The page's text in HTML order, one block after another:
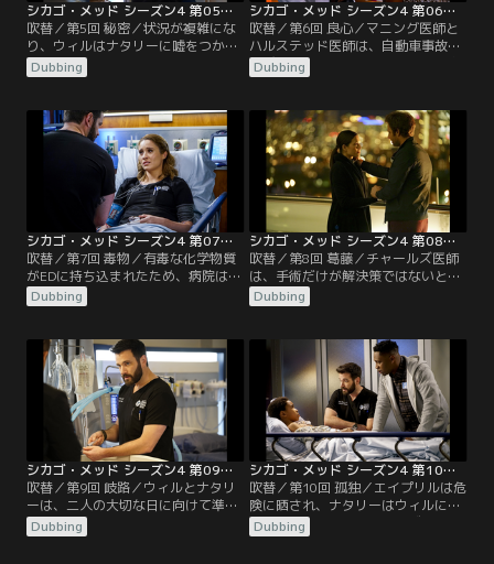
シカゴ・メッド シーズン4 第05話／吹替
吹替／第5回 秘密／状況が複雑にな
り、ウィルはナタリーに嘘をつかざ
るを得なくなる。イーサンとエイプ
リルはエミリーの彼氏についての衝
否する患者にどう対処すべきか迷
う。
Dubbing
シカゴ・メッド シーズン4 第06話／吹替
吹替／第6回 良心／マニング医師と
ハルステッド医師は、自動車事故で
運び込まれた患者の怪我に疑問を抱
く。イーサンとエイプリルは、最近
彼氏を変わらず愛していることが理
解できない。ウィルとナタリーは、
彼らの独身サヨナラパーティーに向
かう。
Dubbing
シカゴ・メッド シーズン4 第07話／吹替
吹替／第7回 毒物／有毒な化学物質
がEDに持ち込まれたため、病院は避
難を余儀なくされ、患者とスタッフ
は重大な危機にさらされる。エレベ
医師とマニング医師は、妊婦の患者
に対して思い切った処置を取らざる
を得なくなる。グッドウィンは難し
い選択を迫られ、ローズ医師はベッ
カー医師が隠していた秘密を知る。
Dubbing
シカゴ・メッド シーズン4 第08話／吹替
吹替／第8回 葛藤／チャールズ医師
は、手術だけが解決策ではないとチ
ョイ医師を説得するのに苦戦する。
ローズ医師はグッドウィンの命令に
マギーは、代理で主任看護師になっ
たエイプリルのやり方に口を出し、
エイプリルはストレスが溜まってし
まう。マニング医師は、ハルステッ
ド医師が何か隠し事をしているので
はないかと疑う。
Dubbing
シカゴ・メッド シーズン4 第09話／吹替
吹替／第9回 岐路／ウィルとナタリ
ーは、二人の大切な日に向けて準備
を進めるが、疑うことを知らないウ
ィルはすぐに脇道へそれてしまう。
Dubbing
シカゴ・メッド シーズン4 第10話／吹替
吹替／第10回 孤独／エイプリルは危
険に晒され、ナタリーはウィルにつ
いてある事実を知る。ローズ医師は
自分のハイブリッド手術室完成を祝
Dubbing